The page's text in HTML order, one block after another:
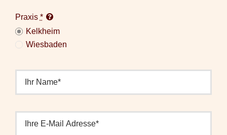
Praxis *
Kelkheim
Wiesbaden